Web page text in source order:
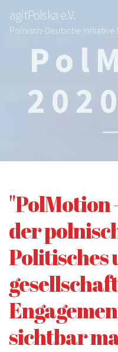
agitPolska e.V.
Polnisch-Deutsche
"PolMotion
der
Politisches
sichtbar